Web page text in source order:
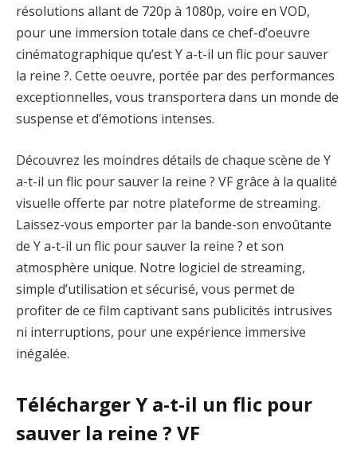
résolutions allant de 720p à 1080p, voire en VOD,
pour une immersion totale dans ce chef-d’oeuvre
cinématographique qu’est Y a-t-il un flic pour sauver
la reine ?. Cette oeuvre, portée par des performances
exceptionnelles, vous transportera dans un monde de
suspense et d’émotions intenses.
Découvrez les moindres détails de chaque scène de Y
a-t-il un flic pour sauver la reine ? VF grâce à la qualité
visuelle offerte par notre plateforme de streaming.
Laissez-vous emporter par la bande-son envoûtante
de Y a-t-il un flic pour sauver la reine ? et son
atmosphère unique. Notre logiciel de streaming,
simple d’utilisation et sécurisé, vous permet de
profiter de ce film captivant sans publicités intrusives
ni interruptions, pour une expérience immersive
inégalée.
Télécharger Y a-t-il un flic pour
sauver la reine ? VF